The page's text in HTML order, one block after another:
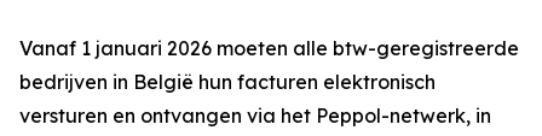
Vanaf 1 januari 2026 moeten alle btw-geregistreerde
bedrijven in België hun facturen elektronisch
versturen en ontvangen via het Peppol-netwerk, in